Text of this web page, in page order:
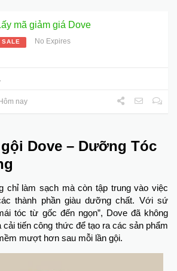
mã giảm giá Dove
SALE No Expires
nay
Dove – Dưỡng Tóc
chỉ làm sạch mà còn tập trung vào việc
thành phần giàu dưỡng chất. Với sứ
tóc từ gốc đến ngọn”, Dove đã không
tiến công thức để tạo ra các sản phẩm
mượt hơn sau mỗi lần gội.